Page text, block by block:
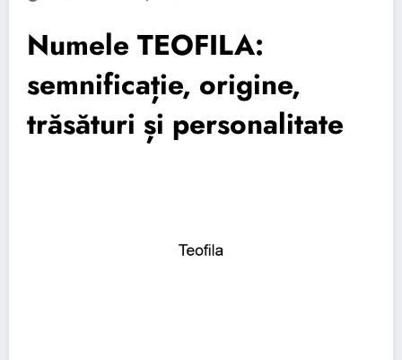
Numele TEOFILA:
semnificație, origine,
trăsături și personalitate